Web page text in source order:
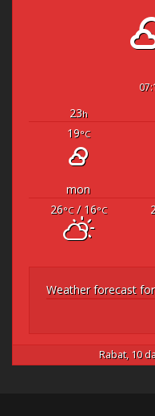
23h
19°C
mon
26°C/ 16°C
Weather forecast
Rabat, 10